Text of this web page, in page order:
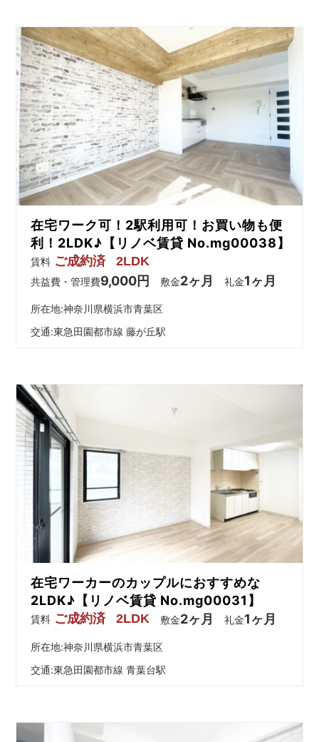
在宅ワーク可！2駅利用可！お買い物も便
利！2LDK♪【リノベ賃貸 No.mg00038】
賃料 ご成約済 2LDK
共益費・管理費9,000円 敷金2ヶ月 礼金1ヶ月
所在地:神奈川県横浜市青葉区
交通:東急田園都市線 藤が丘駅
在宅ワーカーのカップルにおすすめな
2LDK♪【リノベ賃貸 No.mg00031】
賃料 ご成約済 2LDK 敷金2ヶ月 礼金1ヶ月
所在地:神奈川県横浜市青葉区
交通:東急田園都市線 青葉台駅